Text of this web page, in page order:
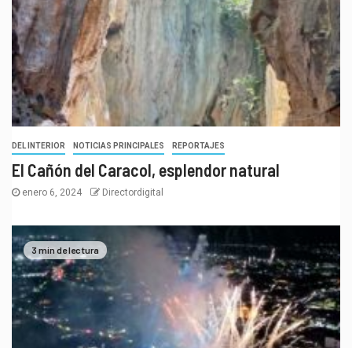
DEL INTERIOR NOTICIAS PRINCIPALES REPORTAJES
El Cañón del Caracol, esplendor natural
enero 6, 2024 Directordigital
3 min de lectura